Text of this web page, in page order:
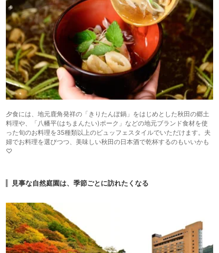
夕食には、地元鹿角発祥の「きりたんぽ鍋」をはじめとした秋田の郷土
料理や、「八幡平(はちまんたい)ポーク」などの地元ブランド食材を使
った旬のお料理を35種類以上のビュッフェスタイルでいただけます。夫
婦でお料理を選びつつ、美味しい秋田の日本酒で乾杯するのもいいかも
♡
見事な自然庭園は、季節ごとに訪れたくなる